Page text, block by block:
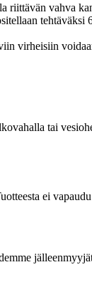
vahva
virheisiin
tai
ei